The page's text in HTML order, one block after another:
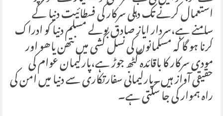
استعمال کرنے تک دہلی سرکار کی فسطائیت دنیا کے
سامنے ہے،سردار ایاز صادق بولے مسلم دنیا کو ادراک
کرنا ہو گا کہ مسلمانوں کی نسل کشی میں نتھن یاھو اور
مودی سرکار کا باقائدہ گٹھ جوڑ ہے،پارلیمان عوام کی
حقیقی آواز ہیں۔پارلیمانی سفارتکاری سے دنیا میں امن کی
راہ ہموار کی جا سکتی ہے۔